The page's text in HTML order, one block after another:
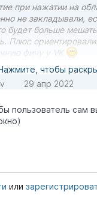
при нажатии на
не закладывали,
будет больше
Плюс
фичу у VK
элемент - да,
чтобы
29 апр 2022
пользователь сам
или